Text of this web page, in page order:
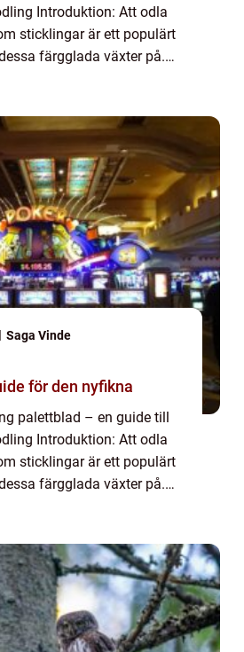
Introduktion: Att odla
sticklingar är ett populärt
färgglada växter på.
Saga Vinde
för den nyfikna
palettblad – en guide till
Introduktion: Att odla
sticklingar är ett populärt
färgglada växter på.